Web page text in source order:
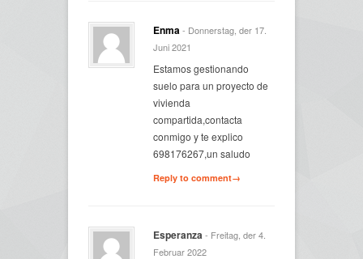
Enma- Donnerstag, der 17.
Juni 2021
Estamos gestionando
suelo para un proyecto de
vivienda
compartida,contacta
conmigo y te explico
698176267,un saludo
Reply to comment→
Esperanza- Freitag, der 4.
Februar 2022